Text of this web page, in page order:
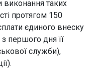
виконання таких
протягом 150
єдиного внеску
першого дня її
служби),